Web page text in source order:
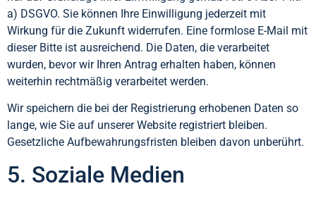
a) DSGVO. Sie können Ihre Einwilligung jederzeit mit
Wirkung für die Zukunft widerrufen. Eine formlose E-Mail mit
dieser Bitte ist ausreichend. Die Daten, die verarbeitet
wurden, bevor wir Ihren Antrag erhalten haben, können
weiterhin rechtmäßig verarbeitet werden.
Wir speichern die bei der Registrierung erhobenen Daten so
lange, wie Sie auf unserer Website registriert bleiben.
Gesetzliche Aufbewahrungsfristen bleiben davon unberührt.
5. Soziale Medien